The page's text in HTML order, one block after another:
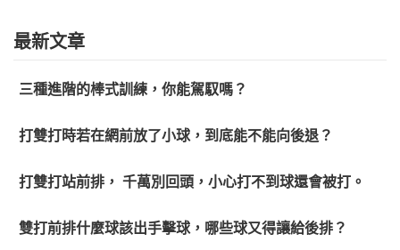
最新文章
三種進階的棒式訓練，你能駕馭嗎？
打雙打時若在網前放了小球，到底能不能向後退？
打雙打站前排， 千萬別回頭，小心打不到球還會被打。
雙打前排什麼球該出手擊球，哪些球又得讓給後排？